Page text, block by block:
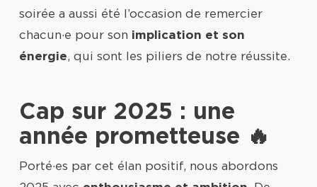
soirée a aussi été l’occasion de remercier
chacun·e pour son implication et son
énergie, qui sont les piliers de notre réussite.
Cap sur 2025 : une
année prometteuse 🔥
Porté·es par cet élan positif, nous abordons